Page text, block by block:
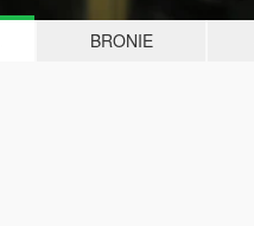
BRONIE